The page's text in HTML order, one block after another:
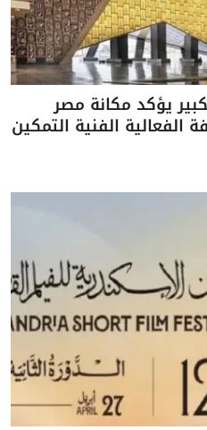
يؤكد مكانة مصر
الفعالية الفنية التمكين